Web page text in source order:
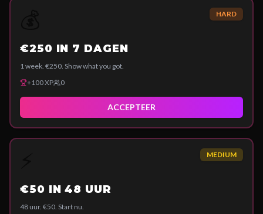
HARD
€250 IN 7 DAGEN
1 week. €250. Show what you got.
+100XP 0
ACCEPTEER
MEDIUM
€50 IN 48 UUR
48 uur. €50. Start nu.